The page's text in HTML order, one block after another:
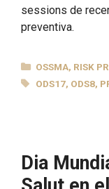
sessions de
preventiva.
CATEGORIES
OSSMA, RISK
TAGS
ODS17, ODS8,
Dia